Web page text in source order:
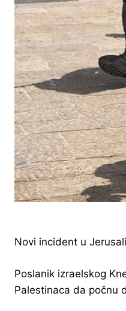
Novi incident u
Poslanik izraelskog
Palestinaca da počnu